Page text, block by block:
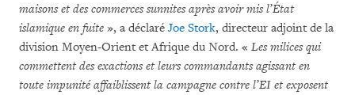
maisons et des commerces sunnites après avoir mis l’État
islamique en fuite », a déclaré Joe Stork, directeur adjoint de la
division Moyen-Orient et Afrique du Nord. « Les milices qui
commettent des exactions et leurs commandants agissant en
toute impunité affaiblissent la campagne contre l’EI et exposent